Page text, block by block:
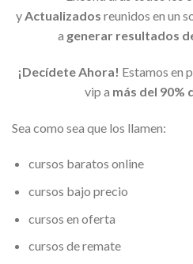
yActualizados reunidos en un
a generar resultados
¡Decídete Ahora! Estamos en
vip a más del 90%
Sea como sea que los llamen:
cursos baratos online
cursos bajo precio
cursos en oferta
cursos de remate